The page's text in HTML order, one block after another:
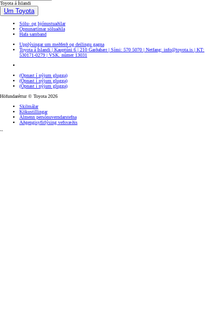
Toyota á Íslandi
Um Toyota
Sölu- og þjónustuaðilar
Opnunartímar söluaðila
Hafa samband
Upplýsingar um meðferð og deilingu gagna
Toyota á Íslandi | Kauptúni 6 | 210 Garðabær | Sími: 570 5070 | Netfang: info@toyota.is | KT:
530171-0279 | VSK. númer 13031
(Opnast í nýjum glugga)
(Opnast í nýjum glugga)
(Opnast í nýjum glugga)
Höfundaréttur © Toyota 2026
Skilmálar
Kökustillingar
Almenn persónuverndarstefna
Aðgengisyfirlýsing vefsvæðis
``